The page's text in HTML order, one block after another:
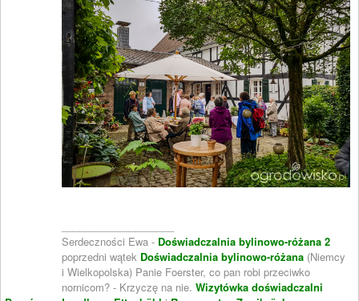
Serdeczności Ewa - Doświadczalnia bylinowo-różana 2
poprzedni wątek Doświadczalnia bylinowo-różana (Niemcy
i Wielkopolska) Panie Foerster, co pan robi przeciwko
nornicom? - Krzyczę na nie. Wizytówka doświadczalni